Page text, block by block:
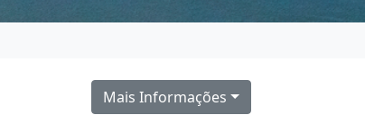
Mais Informações